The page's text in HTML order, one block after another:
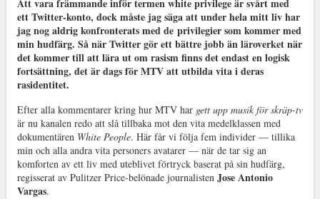
Att vara främmande inför termen white privilege är svårt med
ett Twitter-konto, dock måste jag säga att under hela mitt liv har
jag nog aldrig konfronterats med de privilegier som kommer med
min hudfärg. Så när Twitter gör ett bättre jobb än läroverket när
det kommer till att lära ut om rasism finns det endast en logisk
fortsättning, det är dags för MTV att utbilda vita i deras
rasidentitet.
Efter alla kommentarer kring hur MTV har gett upp musik för skräp-tv
är nu kanalen redo att slå tillbaka mot den vita medelklassen med
dokumentären White People. Här får vi följa fem individer — tillika
min och alla andra vita personers avatarer — när de tar sig an
komforten av ett liv med uteblivet förtryck baserat på sin hudfärg,
regisserat av Pulitzer Price-belönade journalistenJose Antonio
Vargas.